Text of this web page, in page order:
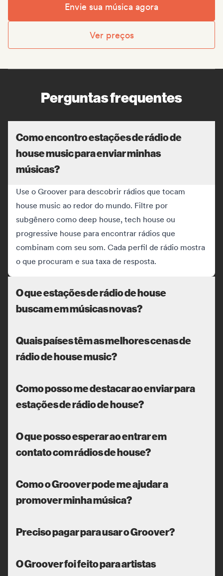
Envie sua música agora
Ver preços
Perguntas frequentes
Como encontro estações de rádio de
house music para enviar minhas
músicas?
Use o Groover para descobrir rádios que tocam
house music ao redor do mundo. Filtre por
subgênero como deep house, tech house ou
progressive house para encontrar rádios que
combinam com seu som. Cada perfil de rádio mostra
o que procuram e sua taxa de resposta.
O que estações de rádio de house
buscam em músicas novas?
Quais países têm as melhores cenas de
rádio de house music?
Como posso me destacar ao enviar para
estações de rádio de house?
O que posso esperar ao entrar em
contato com rádios de house?
Como o Groover pode me ajudar a
promover minha música?
Preciso pagar para usar o Groover?
O Groover foi feito para artistas